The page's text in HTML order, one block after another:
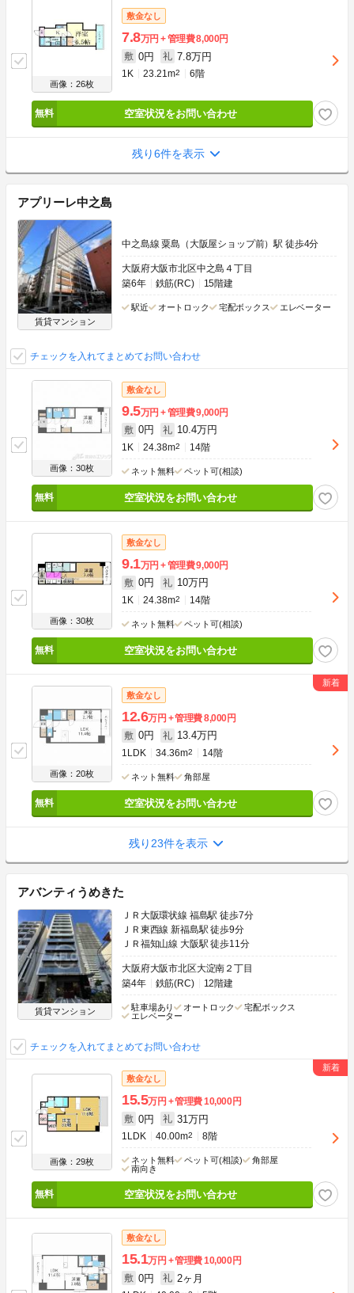
画像：26枚
敷金なし
7.8万円 管理費8,000円
敷 0円 礼 7.8万円
1K 23.21m2 6階
空室状況をお問い合わせ
残り6件を表示
アプリーレ中之島
賃貸マンション
中之島線 粟島（大阪屋ショップ前）駅 徒歩4分
大阪府大阪市北区中之島４丁目
築6年
鉄筋(RC) 15階建
駅近 オートロック 宅配ボックス エレベーター
チェックを入れてまとめてお問い合わせ
画像：30枚
敷金なし
9.5万円 管理費9,000円
敷 0円 礼 10.4万円
1K 24.38m2 14階
ネット無料 ペット可(相談)
空室状況をお問い合わせ
画像：30枚
敷金なし
9.1万円 管理費9,000円
敷 0円 礼 10万円
1K 24.38m2 14階
ネット無料 ペット可(相談)
空室状況をお問い合わせ
画像：20枚
敷金なし
12.6万円 管理費8,000円
敷 0円 礼 13.4万円
1LDK 34.36m2 14階
ネット無料 角部屋
空室状況をお問い合わせ
残り23件を表示
アバンティうめきた
賃貸マンション
ＪＲ大阪環状線 福島駅 徒歩7分
ＪＲ東西線 新福島駅 徒歩9分
ＪＲ福知山線 大阪駅 徒歩11分
大阪府大阪市北区大淀南２丁目
築4年
鉄筋(RC) 12階建
駐車場あり オートロック
宅配ボックス
エレベーター
チェックを入れてまとめてお問い合わせ
画像：29枚
敷金なし
15.5万円 管理費10,000円
敷 0円 礼 31万円
1LDK 40.00m2 8階
ネット無料 ペット可(相談)
角部屋
南向き
空室状況をお問い合わせ
敷金なし
15.1万円 管理費10,000円
敷 0円 礼 2ヶ月